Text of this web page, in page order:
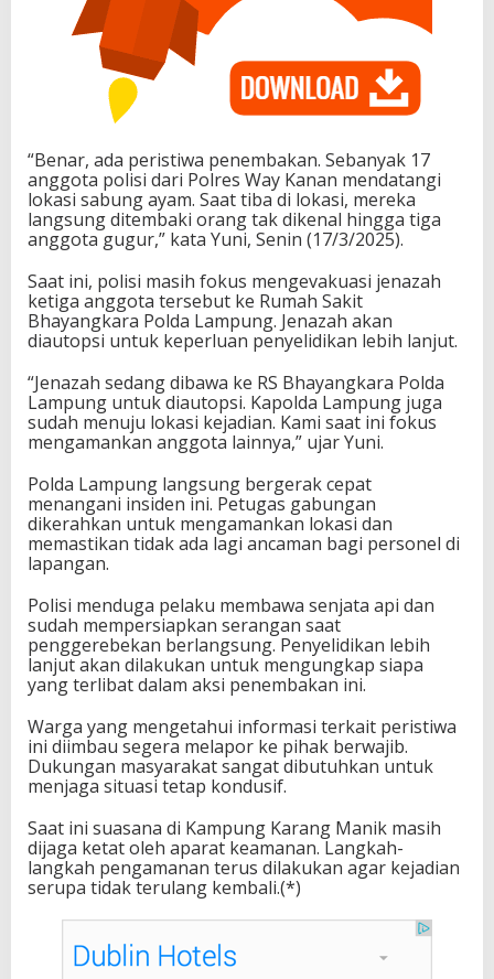
“Benar, ada peristiwa penembakan. Sebanyak 17
anggota polisi dari Polres Way Kanan mendatangi
lokasi sabung ayam. Saat tiba di lokasi, mereka
langsung ditembaki orang tak dikenal hingga tiga
anggota gugur,” kata Yuni, Senin (17/3/2025).
Saat ini, polisi masih fokus mengevakuasi jenazah
ketiga anggota tersebut ke Rumah Sakit
Bhayangkara Polda Lampung. Jenazah akan
diautopsi untuk keperluan penyelidikan lebih lanjut.
“Jenazah sedang dibawa ke RS Bhayangkara Polda
Lampung untuk diautopsi. Kapolda Lampung juga
sudah menuju lokasi kejadian. Kami saat ini fokus
mengamankan anggota lainnya,” ujar Yuni.
Polda Lampung langsung bergerak cepat
menangani insiden ini. Petugas gabungan
dikerahkan untuk mengamankan lokasi dan
memastikan tidak ada lagi ancaman bagi personel di
lapangan.
Polisi menduga pelaku membawa senjata api dan
sudah mempersiapkan serangan saat
penggerebekan berlangsung. Penyelidikan lebih
lanjut akan dilakukan untuk mengungkap siapa
yang terlibat dalam aksi penembakan ini.
Warga yang mengetahui informasi terkait peristiwa
ini diimbau segera melapor ke pihak berwajib.
Dukungan masyarakat sangat dibutuhkan untuk
menjaga situasi tetap kondusif.
Saat ini suasana di Kampung Karang Manik masih
dijaga ketat oleh aparat keamanan. Langkah-
langkah pengamanan terus dilakukan agar kejadian
serupa tidak terulang kembali.(*)